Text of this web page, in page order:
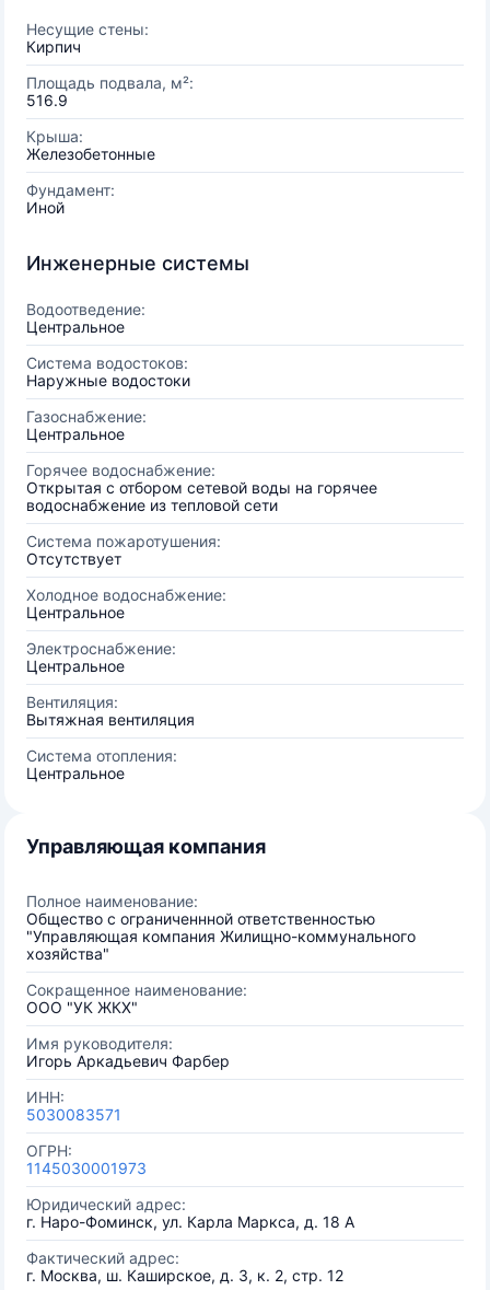
Несущие стены:
Кирпич
Площадь подвала, м²:
516.9
Крыша:
Железобетонные
Фундамент:
Иной
Инженерные системы
Водоотведение:
Центральное
Система водостоков:
Наружные водостоки
Газоснабжение:
Центральное
Горячее водоснабжение:
Открытая с отбором сетевой воды на горячее
водоснабжение из тепловой сети
Система пожаротушения:
Отсутствует
Холодное водоснабжение:
Центральное
Электроснабжение:
Центральное
Вентиляция:
Вытяжная вентиляция
Система отопления:
Центральное
Управляющая компания
Полное наименование:
Общество с ограниченнной ответственностью
"Управляющая компания Жилищно-коммунального
хозяйства"
Сокращенное наименование:
ООО "УК ЖКХ"
Имя руководителя:
Игорь Аркадьевич Фарбер
ИНН:
5030083571
ОГРН:
1145030001973
Юридический адрес:
г. Наро-Фоминск, ул. Карла Маркса, д. 18 А
Фактический адрес:
г. Москва, ш. Каширское, д. 3, к. 2, стр. 12